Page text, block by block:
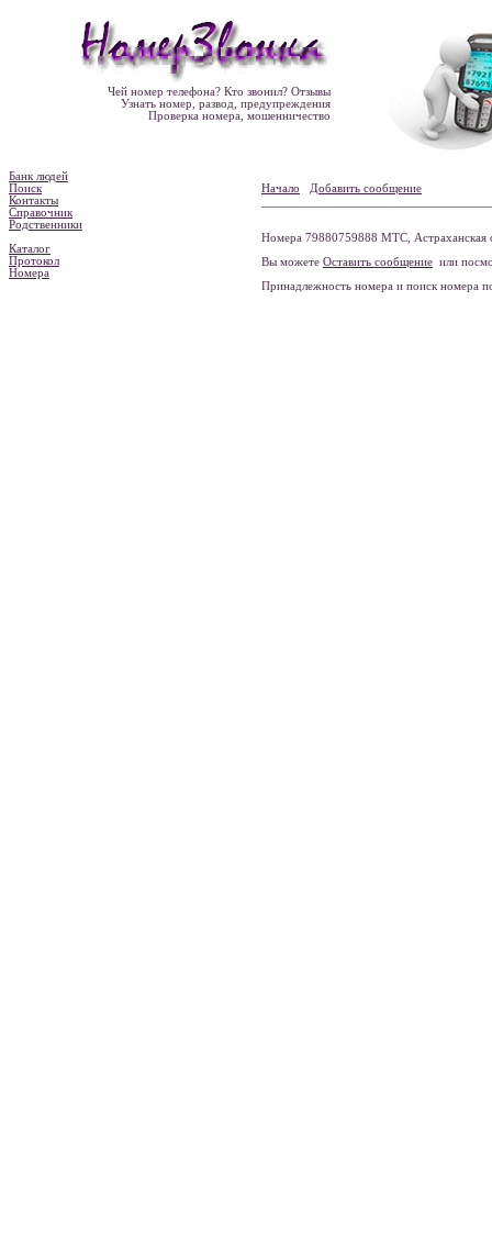
Чей номер телефона? Кто звонил? Отзывы
Узнать номер, развод, предупреждения
Проверка номера, мошенничество
Банк людей
Поиск
Контакты
Справочник
Родственники
Каталог
Протокол
Номера
Начало Добавить сообщение
Номера 79880759888 МТС, Астраханская
Вы можете Оставить сообщение или
Принадлежность номера и поиск номера